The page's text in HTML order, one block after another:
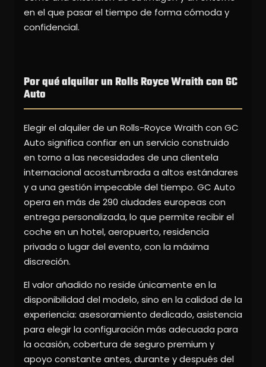
en el que pasar el tiempo de forma cómoda y
confidencial.
Por qué alquilar un Rolls Royce Wraith con GC
Auto
Elegir el alquiler de un Rolls-Royce Wraith con GC
Auto significa confiar en un servicio construido
en torno a las necesidades de una clientela
internacional acostumbrada a altos estándares
y a una gestión impecable del tiempo. GC Auto
opera en más de 290 ciudades europeas con
entrega personalizada, lo que permite recibir el
coche en un hotel, aeropuerto, residencia
privada o lugar del evento, con la máxima
discreción.
El valor añadido no reside únicamente en la
disponibilidad del modelo, sino en la calidad de la
experiencia: asesoramiento dedicado, asistencia
para elegir la configuración más adecuada para
la ocasión, cobertura de seguro premium y
apoyo constante antes, durante y después del